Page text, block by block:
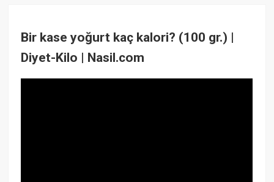
Bir kase yoğurt kaç kalori? (100 gr.) |
Diyet-Kilo | Nasil.com